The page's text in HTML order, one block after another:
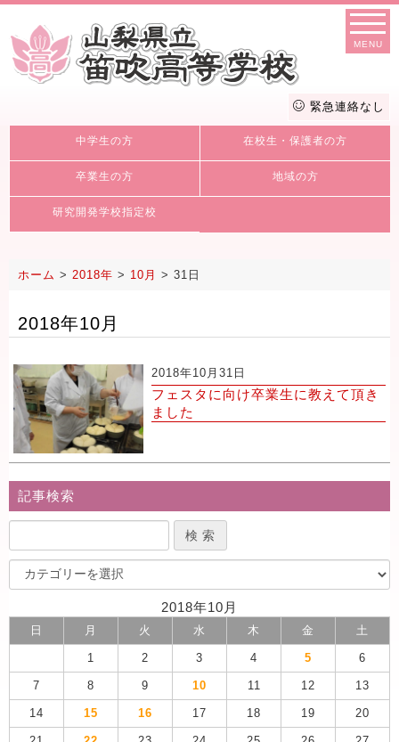
MENU
緊急連絡なし
中学生の方 在校生・保護者の方
卒業生の方 地域の方
研究開発学校指定校
ホーム > 2018年 > 10月 > 31日
2018年10月
2018年10月31日
フェスタに向け卒業生に教えて頂き
ました
記事検索
2018年10月
日 月 火 水 木 金 土
1 2 3 4 5 6
7 8 9 10 11 12 13
14 15 16 17 18 19 20